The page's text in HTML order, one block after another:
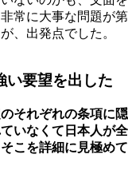
常に大事な問題が第
、出発点でした。
い要望を出した
それぞれの条項に隠
いなくて日本人が全
こを詳細に見極めて